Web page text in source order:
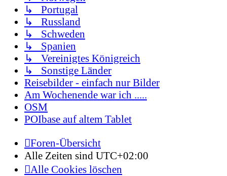
↳ Portugal
↳ Russland
↳ Schweden
↳ Spanien
↳ Vereinigtes Königreich
↳ Sonstige Länder
Reisebilder - einfach nur Bilder
Am Wochenende war ich .....
OSM
POIbase auf altem Tablet
Foren-Übersicht
Alle Zeiten sind UTC+02:00
Alle Cookies löschen